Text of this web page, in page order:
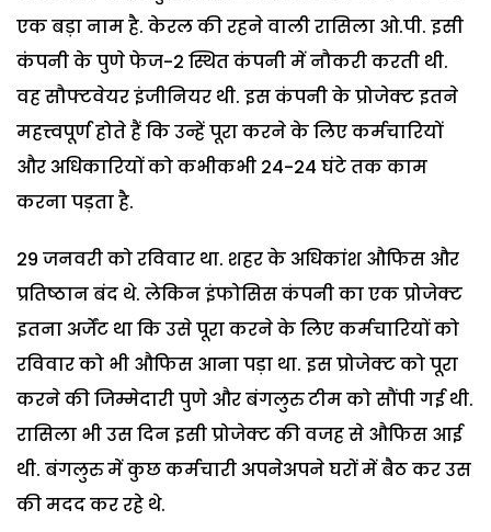
एक बड़ा नाम है. केरल की रहने वाली रासिला ओ.पी. इसी
कंपनी के पुणे फेज-2 स्थित कंपनी में नौकरी करती थी.
वह सौफ्टवेयर इंजीनियर थी. इस कंपनी के प्रोजेक्ट इतने
महत्त्वपूर्ण होते हैं कि उन्हें पूरा करने के लिए कर्मचारियों
और अधिकारियों को कभीकभी 24-24 घंटे तक काम
करना पड़ता है.
29 जनवरी को रविवार था. शहर के अधिकांश औफिस और
प्रतिष्ठान बंद थे. लेकिन इंफोसिस कंपनी का एक प्रोजेक्ट
इतना अर्जेंट था कि उसे पूरा करने के लिए कर्मचारियों को
रविवार को भी औफिस आना पड़ा था. इस प्रोजेक्ट को पूरा
करने की जिम्मेदारी पुणे और बंगलुरु टीम को सौंपी गई थी.
रासिला भी उस दिन इसी प्रोजेक्ट की वजह से औफिस आई
थी. बंगलुरु में कुछ कर्मचारी अपनेअपने घरों में बैठ कर उस
की मदद कर रहे थे.